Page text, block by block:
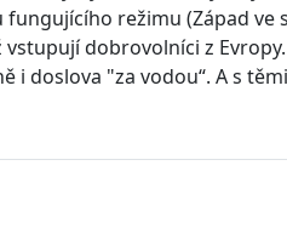
režimu (Západ
dobrovolníci z
doslova "za vodou“. A s